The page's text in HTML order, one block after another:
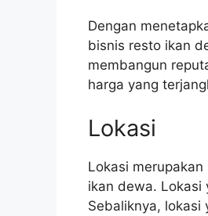
Dengan
bisnis resto ikan
membangun
harga yang
Lokasi
Lokasi
ikan dewa. Lokasi
Sebaliknya, lokasi